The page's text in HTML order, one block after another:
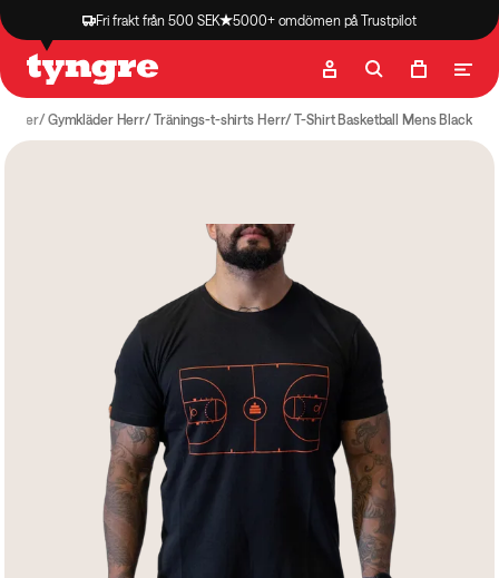
Fri frakt från 500 SEK 5000+ omdömen på Trustpilot
Butik Recept
Gymkläder Herr Tränings-t-shirts Herr T-Shirt Basketball Mens Black